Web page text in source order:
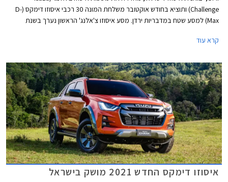
Challenge) ותוציא בחודש אוקטובר משלחת המונה 30 רכבי איסוזו דימקס (D-
Max) למסע שטח במדבריות ירדן. מסע איסוזו צ'אלנג' הראשון נערך בשנת
להימילאיה, לוייאטנם וללאוס, בכולם נעשה שימוש ברכבי איסוזו מדגמי העבר
קרא עוד
איסוזו דימקס החדש 2021 מושק בישראל